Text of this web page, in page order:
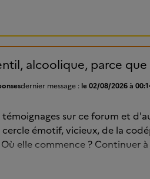
alcoolique, parce que
dernier message : le 02/08/2026 à
sur ce forum et
émotif, vicieux, de la
elle commence ? Continuer